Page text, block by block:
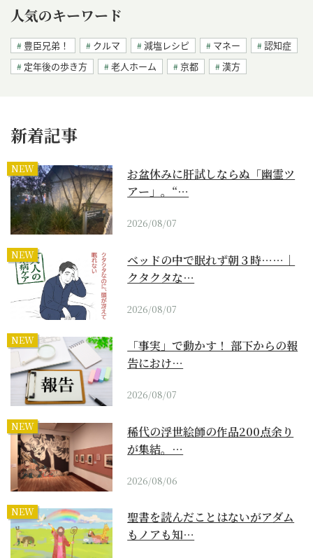
人気のキーワード
豊臣兄弟！ クルマ 減塩レシピ マネー
認知症
定年後の歩き方
老人ホーム 京都 漢方
新着記事
NEW
お盆休みに肝試しならぬ「幽霊ツ
アー」。“…
2026/08/07
NEW
ベッドの中で眠れず朝３時……｜
クタクタな…
2026/08/07
NEW
「事実」で動かす！ 部下からの報
告におけ…
2026/08/07
NEW
稀代の浮世絵師の作品200点余り
が集結。…
2026/08/06
NEW
聖書を読んだことはないがアダム
もノアも知…